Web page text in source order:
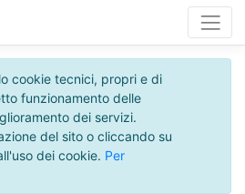
cookie tecnici, propri e di
funzionamento delle
dei servizi.
del sito o cliccando su
dei cookie. Per